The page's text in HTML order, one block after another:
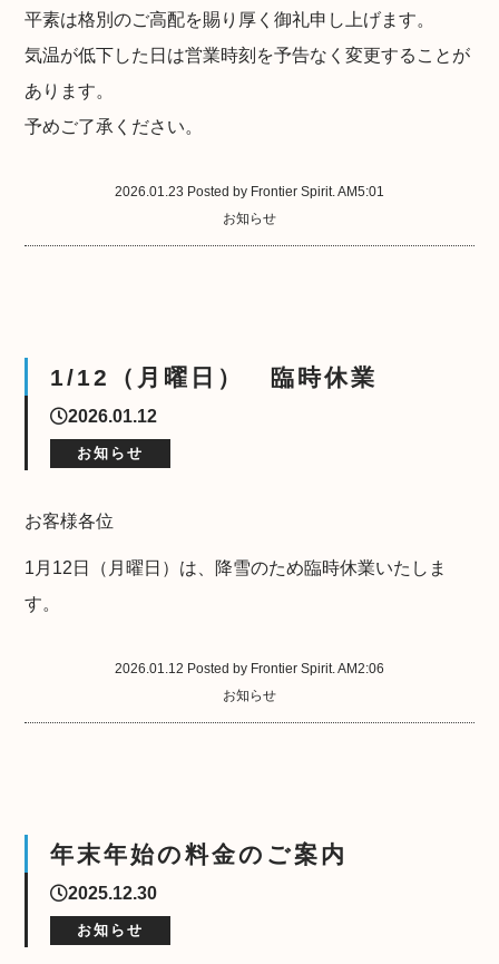
平素は格別のご高配を賜り厚く御礼申し上げます。
気温が低下した日は営業時刻を予告なく変更することが
あります。
予めご了承ください。
2026.01.23 Posted by Frontier Spirit. AM5:01
お知らせ
1/12（月曜日） 臨時休業
2026.01.12
お知らせ
お客様各位
1月12日（月曜日）は、降雪のため臨時休業いたしま
す。
2026.01.12 Posted by Frontier Spirit. AM2:06
お知らせ
年末年始の料金のご案内
2025.12.30
お知らせ